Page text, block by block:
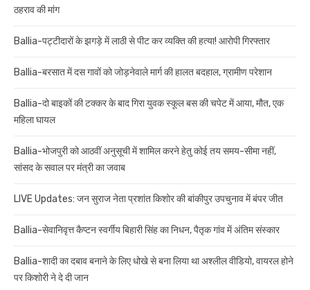
ठहराव की मांग
Ballia-पट्टीदारों के झगड़े में लाठी से पीट कर व्यक्ति की हत्या! आरोपी गिरफ्तार
Ballia-बरसात में दस गावों को जोड़नेवाले मार्ग की हालत बदहाल, ग्रामीण परेशान
Ballia-दो बाइकों की टक्कर के बाद गिरा युवक स्कूल बस की चपेट में आया, मौत, एक
महिला घायल
Ballia-भोजपुरी को आठवीं अनुसूची में शामिल करने हेतु कोई तय समय-सीमा नहीं,
सांसद के सवाल पर मंत्री का जवाब
LIVE Updates: जन सुराज नेता प्रशांत किशोर की बांकीपुर उपचुनाव में बंपर जीत
Ballia-सेवानिवृत्त कैप्टन स्वर्गीय बिहारी सिंह का निधन, पैतृक गांव में अंतिम संस्कार
Ballia-शादी का दबाव बनाने के लिए धोखे से बना लिया था अश्लील वीडियो, वायरल होने
पर किशोरी ने दे दी जान